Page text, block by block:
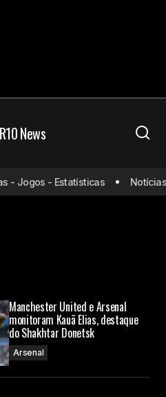
News
afirma que vai torcer pelo
Copa
- Estatísticas Notícias -
Manchester United e Arsenal
monitoram Kauã Elias, destaque
do Shakhtar Donetsk
Arsenal